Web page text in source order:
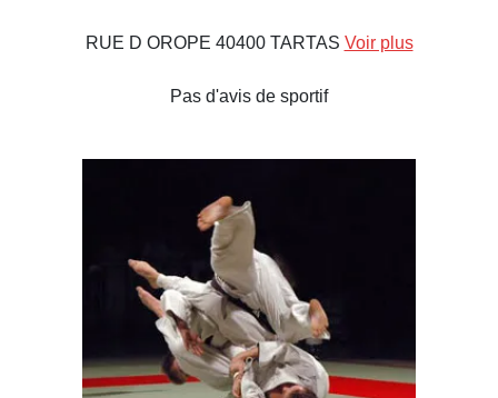
RUE D OROPE 40400 TARTAS Voir plus
Pas d'avis de sportif